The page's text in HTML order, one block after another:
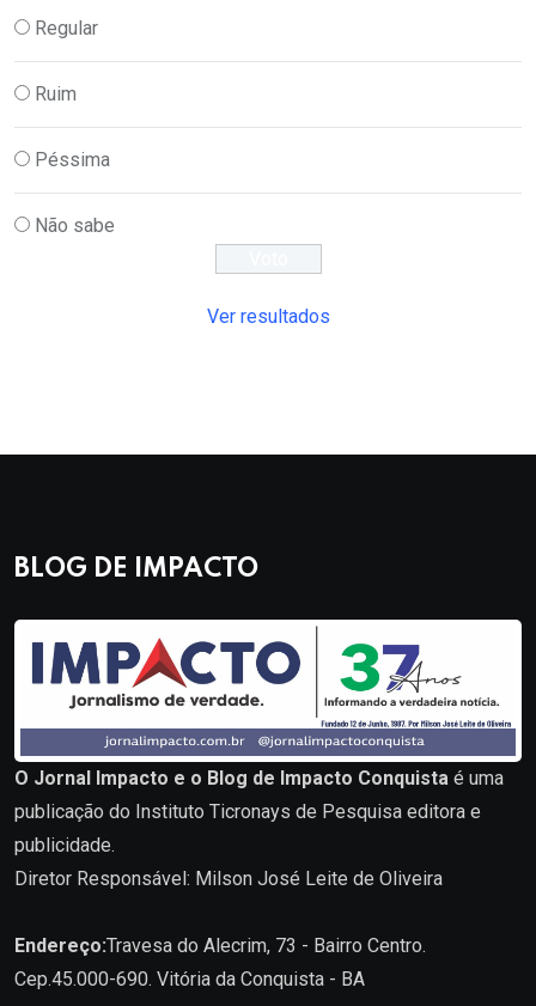
Regular
Ruim
Péssima
Não sabe
Ver resultados
BLOG DE IMPACTO
O Jornal Impacto e o Blog de Impacto Conquista é uma
publicação do Instituto Ticronays de Pesquisa editora e
publicidade.
Diretor Responsável: Milson José Leite de Oliveira
Endereço:Travesa do Alecrim, 73 - Bairro Centro.
Cep.45.000-690. Vitória da Conquista - BA